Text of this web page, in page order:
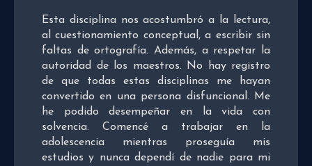
Esta disciplina nos acostumbró a la lectura,
al cuestionamiento conceptual, a escribir sin
faltas de ortografía. Además, a respetar la
autoridad de los maestros. No hay registro
de que todas estas disciplinas me hayan
convertido en una persona disfuncional. Me
he podido desempeñar en la vida con
solvencia. Comencé a trabajar en la
adolescencia mientras proseguía mis
estudios y nunca dependí de nadie para mi